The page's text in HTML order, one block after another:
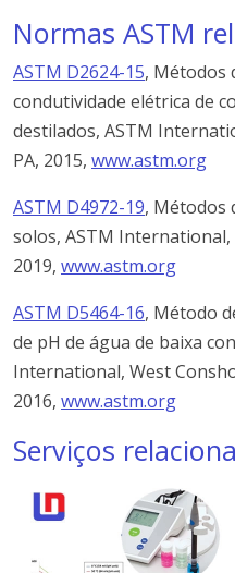
Normas ASTM
ASTM D2624-15, Métodos
condutividade elétrica de
destilados, ASTM
PA, 2015, www.astm.org
ASTM D4972-19, Métodos
solos, ASTM International,
2019, www.astm.org
ASTM D5464-16, Método
de pH de água de baixa
International, West
2016, www.astm.org
Serviços